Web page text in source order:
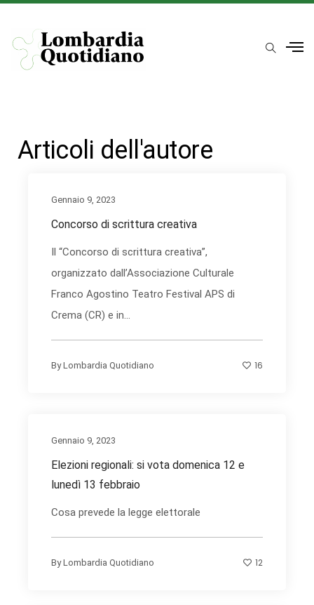
Articoli dell'autore
Gennaio 9, 2023
Concorso di scrittura creativa
Il “Concorso di scrittura creativa”,
organizzato dall’Associazione Culturale
Franco Agostino Teatro Festival APS di
Crema (CR) e in...
ByLombardia Quotidiano 16
Gennaio 9, 2023
Elezioni regionali: si vota domenica 12 e
lunedì 13 febbraio
Cosa prevede la legge elettorale
ByLombardia Quotidiano 12